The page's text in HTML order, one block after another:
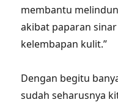
membantu
akibat paparan
kelembapan kulit.”
Dengan begitu
sudah seharusnya